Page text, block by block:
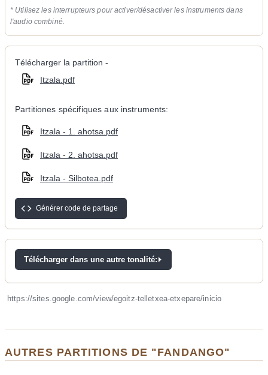
* Utilisez les interrupteurs pour activer/désactiver les instruments dans
l'audio combiné.
Télécharger la partition -
Itzala.pdf
Partitiones spécifiques aux instruments:
Itzala - 1. ahotsa.pdf
Itzala - 2. ahotsa.pdf
Itzala - Silbotea.pdf
Générer code de partage
Télécharger dans une autre tonalité:
https://sites.google.com/view/egoitz-telletxea-etxepare/inicio
AUTRES PARTITIONS DE "FANDANGO"